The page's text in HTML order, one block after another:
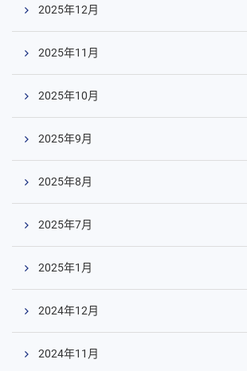
2025年12月
2025年11月
2025年10月
2025年9月
2025年8月
2025年7月
2025年1月
2024年12月
2024年11月